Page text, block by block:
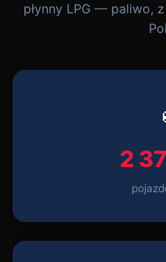
płynny LPG — paliwo,
2